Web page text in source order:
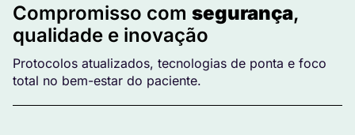
Compromisso com segurança,
qualidade e inovação
Protocolos atualizados, tecnologias de ponta e foco
total no bem-estar do paciente.